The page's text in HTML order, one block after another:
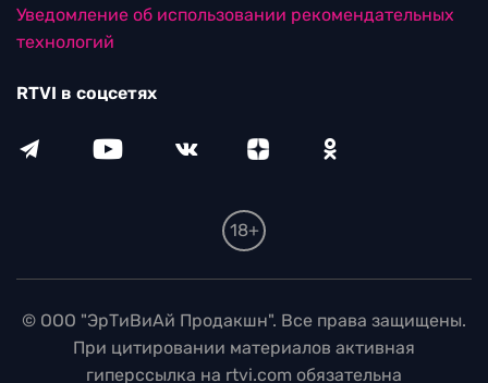
Уведомление об использовании рекомендательных
технологий
RTVI в соцсетях
18+
© ООО "ЭрТиВиАй Продакшн". Все права защищены.
При цитировании материалов активная
гиперссылка на rtvi.com обязательна